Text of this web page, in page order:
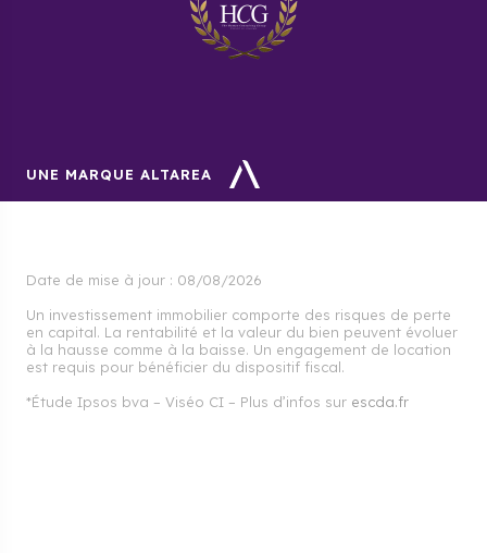
UNE MARQUE ALTAREA
Date de mise à jour : 08/08/2026
Un investissement immobilier comporte des risques de perte
en capital. La rentabilité et la valeur du bien peuvent évoluer
à la hausse comme à la baisse. Un engagement de location
est requis pour bénéficier du dispositif fiscal.
*Étude Ipsos bva – Viséo CI – Plus d’infos sur escda.fr